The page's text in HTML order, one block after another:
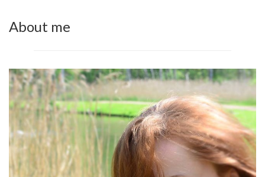
About me